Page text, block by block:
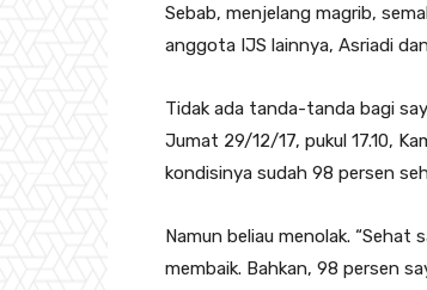
Sebab, menjelang magrib,
anggota IJS lainnya, Asriadi
Tidak ada tanda-tanda bagi
Jumat 29/12/17, pukul 17.10,
kondisinya sudah 98 persen
Namun beliau menolak. “Sehat
membaik. Bahkan, 98 persen